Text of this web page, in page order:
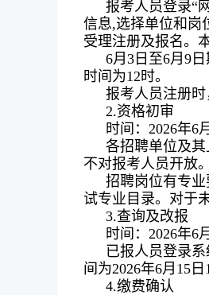
报考人员登录“
信息,选择单位和岗
受理注册及报名。
6月3日至6月9
时间为12时。
报考人员注册
2.资格初审
时间：2026年6
各招聘单位及
不对报考人员开放。
招聘岗位有专
试专业目录。对于
3.查询及改报
时间：2026年6
已报人员登录
间为2026年6月15
4.缴费确认